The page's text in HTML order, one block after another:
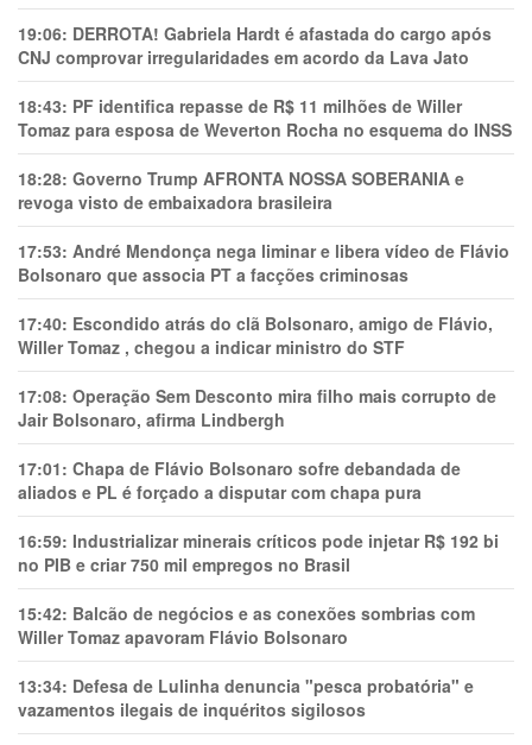
19:06: DERROTA! Gabriela Hardt é afastada do cargo após
CNJ comprovar irregularidades em acordo da Lava Jato
18:43: PF identifica repasse de R$ 11 milhões de Willer
Tomaz para esposa de Weverton Rocha no esquema do INSS
18:28: Governo Trump AFRONTA NOSSA SOBERANIA e
revoga visto de embaixadora brasileira
17:53: André Mendonça nega liminar e libera vídeo de Flávio
Bolsonaro que associa PT a facções criminosas
17:40: Escondido atrás do clã Bolsonaro, amigo de Flávio,
Willer Tomaz , chegou a indicar ministro do STF
17:08: Operação Sem Desconto mira filho mais corrupto de
Jair Bolsonaro, afirma Lindbergh
17:01: Chapa de Flávio Bolsonaro sofre debandada de
aliados e PL é forçado a disputar com chapa pura
16:59: Industrializar minerais críticos pode injetar R$ 192 bi
no PIB e criar 750 mil empregos no Brasil
15:42: Balcão de negócios e as conexões sombrias com
Willer Tomaz apavoram Flávio Bolsonaro
13:34: Defesa de Lulinha denuncia "pesca probatória" e
vazamentos ilegais de inquéritos sigilosos